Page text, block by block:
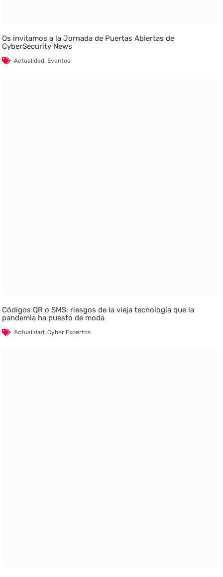
Os invitamos a la Jornada de Puertas Abiertas de
CyberSecurity News
Actualidad, Eventos
Códigos QR o SMS: riesgos de la vieja tecnología que la
pandemia ha puesto de moda
Actualidad,Cyber Expertos